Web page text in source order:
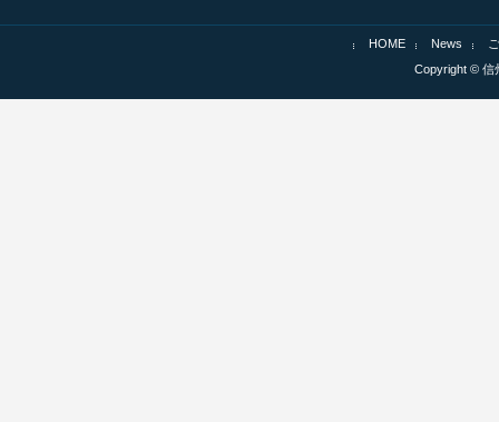
HOME News
Copyright © 信